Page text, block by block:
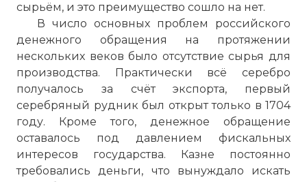
сырьём, и это преимущество сошло на нет.
В число основных проблем российского
денежного обращения на протяжении
нескольких веков было отсутствие сырья для
производства. Практически всё серебро
получалось за счёт экспорта, первый
серебряный рудник был открыт только в 1704
году. Кроме того, денежное обращение
оставалось под давлением фискальных
интересов государства. Казне постоянно
требовались деньги, что вынуждало искать